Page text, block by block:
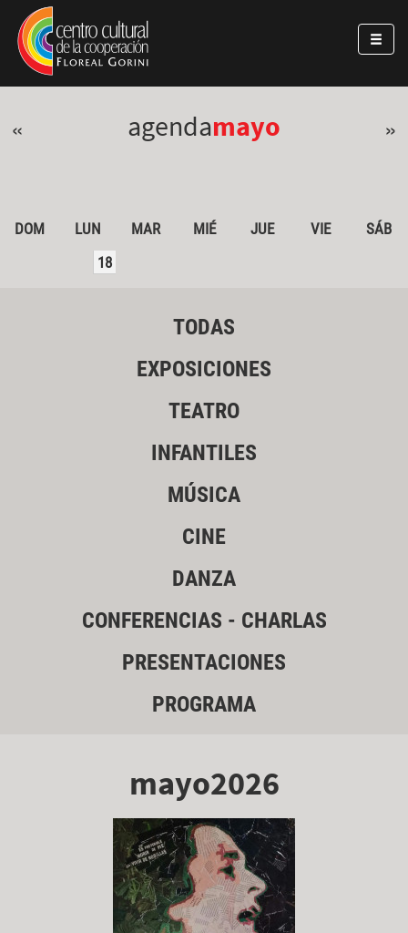
Pasar al contenido principal
Jump to main content
« agendamayo »
DOM LUN MAR MIÉ JUE VIE
SÁB
18
TODAS
EXPOSICIONES
TEATRO
INFANTILES
MÚSICA
CINE
DANZA
CONFERENCIAS - CHARLAS
PRESENTACIONES
PROGRAMA
mayo2026